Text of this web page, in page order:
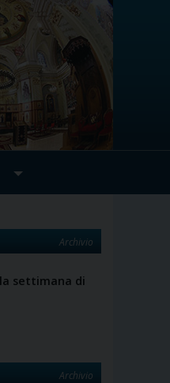
Archivio
settimana di
Archivio